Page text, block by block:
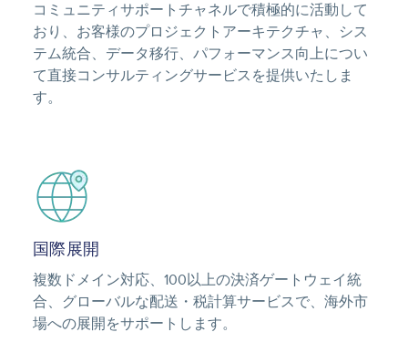
コミュニティサポートチャネルで積極的に活動して
おり、お客様のプロジェクトアーキテクチャ、シス
テム統合、データ移行、パフォーマンス向上につい
て直接コンサルティングサービスを提供いたしま
す。
Image
国際展開
複数ドメイン対応、100以上の決済ゲートウェイ統
合、グローバルな配送・税計算サービスで、海外市
場への展開をサポートします。